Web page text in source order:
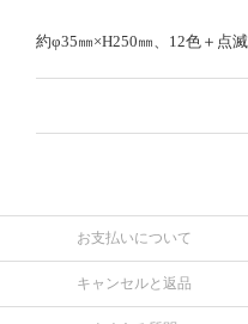
約φ35㎜×H250㎜、12色＋点滅
お支払いについて
キャンセルと返品